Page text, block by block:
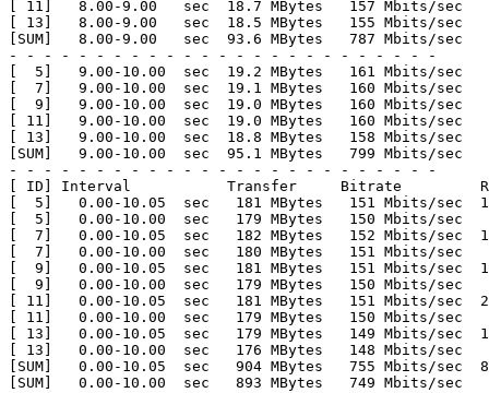
[ 11]   8.00-9.00   sec  18.7 MBytes
[ 13]   8.00-9.00   sec  18.5 MBytes
[SUM]   8.00-9.00   sec  93.6 MBytes
- - - - - - - - - - - - - - - - - - - - - - - - -
[  5]   9.00-10.00  sec  19.2 MBytes
[  7]   9.00-10.00  sec  19.1 MBytes
[  9]   9.00-10.00  sec  19.0 MBytes
[ 11]   9.00-10.00  sec  19.0 MBytes
[ 13]   9.00-10.00  sec  18.8 MBytes
[SUM]   9.00-10.00  sec  95.1 MBytes
- - - - - - - - - - - - - - - - - - - - - - - - -
[ ID] Interval           Transfer     Bitrate
[  5]   0.00-10.05  sec   181 MBytes   151 Mbits/
[  5]   0.00-10.00  sec   179 MBytes   150 Mbits/
[  7]   0.00-10.05  sec   182 MBytes   152 Mbits/
[  7]   0.00-10.00  sec   180 MBytes   151 Mbits/
[  9]   0.00-10.05  sec   181 MBytes   151 Mbits/
[  9]   0.00-10.00  sec   179 MBytes   150 Mbits/
[ 11]   0.00-10.05  sec   181 MBytes   151 Mbits/
[ 11]   0.00-10.00  sec   179 MBytes   150 Mbits/
[ 13]   0.00-10.05  sec   179 MBytes   149 Mbits/
[ 13]   0.00-10.00  sec   176 MBytes   148 Mbits/
[SUM]   0.00-10.05  sec   904 MBytes   755 Mbits/
[SUM]   0.00-10.00  sec   893 MBytes   749 Mbits/